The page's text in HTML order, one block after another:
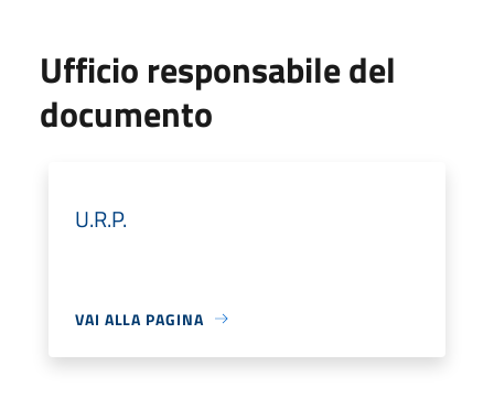
Ufficio responsabile del
documento
U.R.P.
VAI ALLA PAGINA